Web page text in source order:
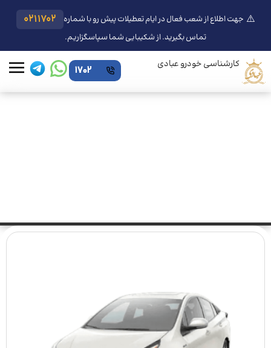
⚠️ جهت اطلاع از شعب فعال در ایام تعطیلات پیش رو با شماره 0211702
تماس بگیرید. از شکیبایی شما سپاسگزاریم.
کارشناسی خودرو عبادی 1702